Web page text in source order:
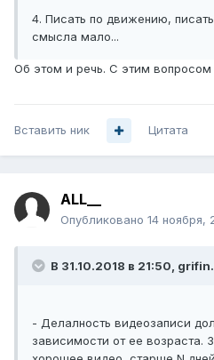
4. Писать по движению,
смысла мало...
Об этом и речь. С этим вопросом
Вставить ник Цитата
ALL__
Опубликовано 14 ноября,
В 31.10.2018 в 21:50,
- Делалность видеозаписи
зависимости от ее возраста.